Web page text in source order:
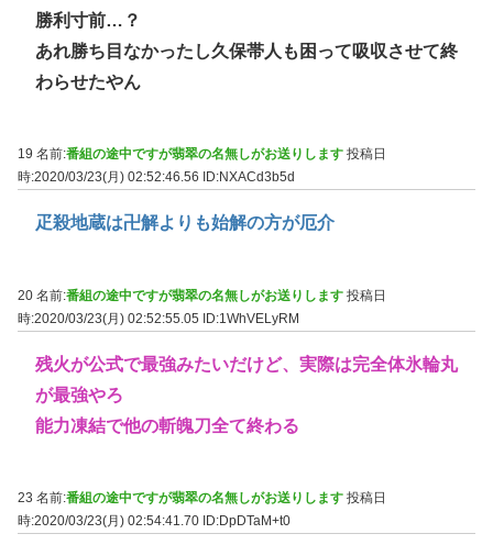
勝利寸前…？
あれ勝ち目なかったし久保帯人も困って吸収させて終
わらせたやん
19 名前:番組の途中ですが翡翠の名無しがお送りします 投稿日
時:2020/03/23(月) 02:52:46.56
ID:NXACd3b5d
疋殺地蔵は卍解よりも始解の方が厄介
20 名前:番組の途中ですが翡翠の名無しがお送りします 投稿日
時:2020/03/23(月) 02:52:55.05 ID:1WhVELyRM
残火が公式で最強みたいだけど、実際は完全体氷輪丸
が最強やろ
能力凍結で他の斬魄刀全て終わる
23 名前:番組の途中ですが翡翠の名無しがお送りします 投稿日
時:2020/03/23(月) 02:54:41.70 ID:DpDTaM+t0